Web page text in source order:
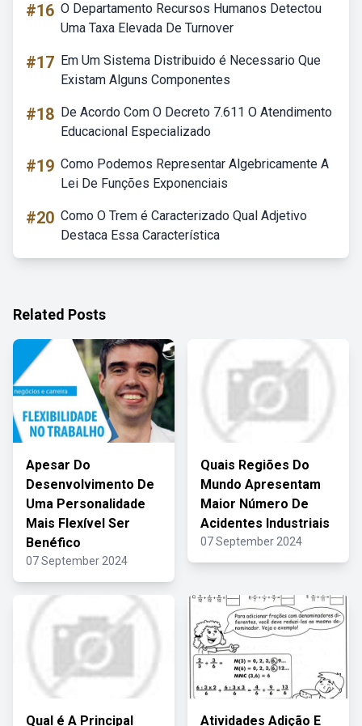
#16 O Departamento Recursos Humanos Detectou
Uma Taxa Elevada De Turnover
#17 Em Um Sistema Distribuido é Necessario Que
Existam Alguns Componentes
#18 De Acordo Com O Decreto 7.611 O Atendimento
Educacional Especializado
#19 Como Podemos Representar Algebricamente A
Lei De Funções Exponenciais
#20 Como O Trem é Caracterizado Qual Adjetivo
Destaca Essa Característica
Related Posts
Apesar Do
Desenvolvimento De
Uma Personalidade
Mais Flexível Ser
Benéfico
07 September 2024
Quais Regiões Do
Mundo Apresentam
Maior Número De
Acidentes Industriais
07 September 2024
Qual é A Principal Atividades Adição E